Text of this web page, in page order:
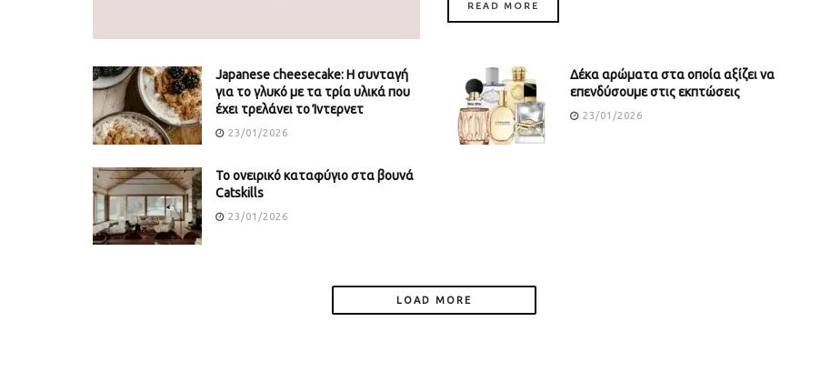
READ MORE
Japanese cheesecake: Η συνταγή
για το γλυκό με τα τρία υλικά που
έχει τρελάνει το Ίντερνετ
23/01/2026
Δέκα αρώματα στα οποία αξίζει να
επενδύσουμε στις εκπτώσεις
23/01/2026
Το ονειρικό καταφύγιο στα βουνά
Catskills
23/01/2026
LOAD MORE